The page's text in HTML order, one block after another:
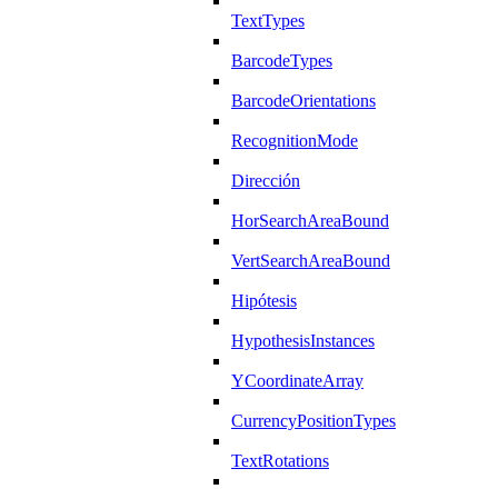
TextTypes
BarcodeTypes
BarcodeOrientations
RecognitionMode
Dirección
HorSearchAreaBound
VertSearchAreaBound
Hipótesis
HypothesisInstances
YCoordinateArray
CurrencyPositionTypes
TextRotations